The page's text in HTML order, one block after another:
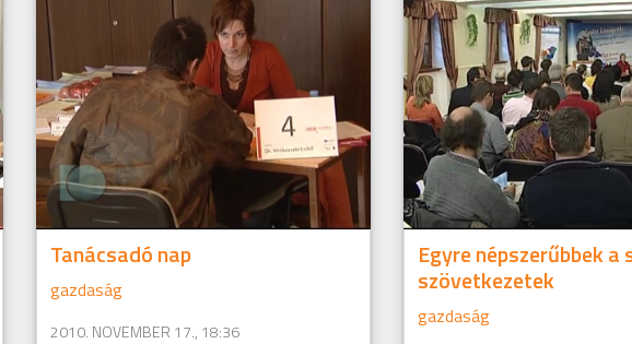
Tanácsadó nap
gazdaság
2010. NOVEMBER 17., 18:36
Egyre népszerűbbek a
szövetkezetek
gazdaság